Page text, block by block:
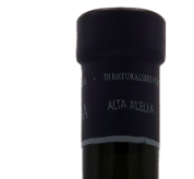
(Languedoc-
Roussillon)